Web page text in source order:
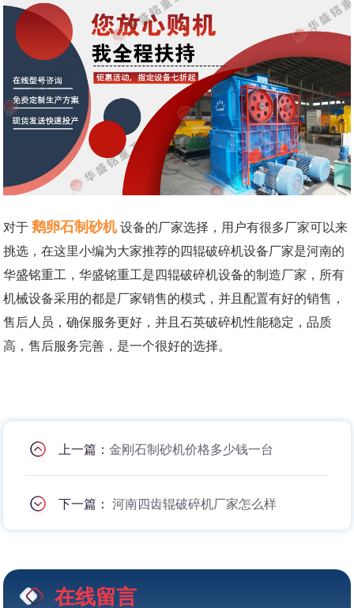
对于 鹅卵石制砂机 设备的厂家选择，用户有很多厂家可以来
挑选，在这里小编为大家推荐的四辊破碎机设备厂家是河南的
华盛铭重工，华盛铭重工是四辊破碎机设备的制造厂家，所有
机械设备采用的都是厂家销售的模式，并且配置有好的销售，
售后人员，确保服务更好，并且石英破碎机性能稳定，品质
高，售后服务完善，是一个很好的选择。
上一篇：金刚石制砂机价格多少钱一台
下一篇：河南四齿辊破碎机厂家怎么样
在线留言